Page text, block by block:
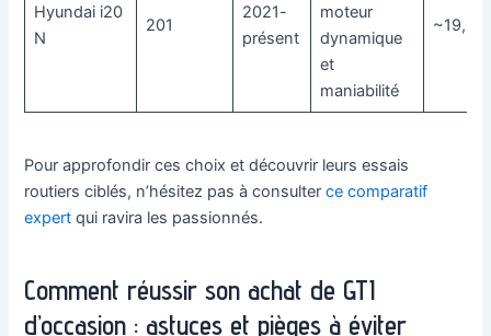
Hyundai i20
N
201
2021-
présent
moteur
dynamique
et
maniabilité
Pour approfondir ces choix et découvrir leurs essais
routiers ciblés, n’hésitez pas à consulterce comparatif
expert qui ravira les passionnés.
Comment réussir son achat de GTI
d’occasion : astuces et pièges à éviter